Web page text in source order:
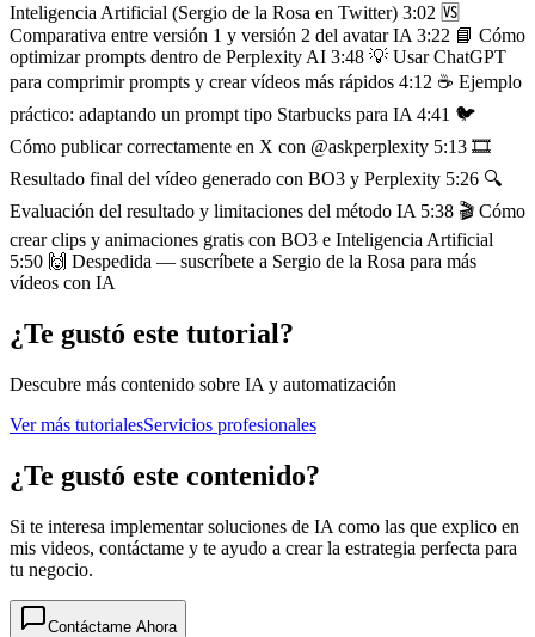
Inteligencia Artificial (Sergio de la Rosa en Twitter) 3:02 🆚
Comparativa entre versión 1 y versión 2 del avatar IA 3:22 📘 Cómo
optimizar prompts dentro de Perplexity AI 3:48 💡 Usar ChatGPT
para comprimir prompts y crear vídeos más rápidos 4:12 ☕ Ejemplo
práctico: adaptando un prompt tipo Starbucks para IA 4:41 🐦
Cómo publicar correctamente en X con @askperplexity 5:13 🎞️
Resultado final del vídeo generado con BO3 y Perplexity 5:26 🔍
Evaluación del resultado y limitaciones del método IA 5:38 🎬 Cómo
crear clips y animaciones gratis con BO3 e Inteligencia Artificial
5:50 🙌 Despedida — suscríbete a Sergio de la Rosa para más
vídeos con IA
¿Te gustó este tutorial?
Descubre más contenido sobre IA y automatización
Ver más tutorialesServicios profesionales
¿Te gustó este contenido?
Si te interesa implementar soluciones de IA como las que explico en
mis videos, contáctame y te ayudo a crear la estrategia perfecta para
tu negocio.
Contáctame Ahora